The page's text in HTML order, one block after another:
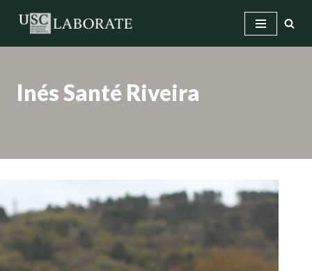
Saltar
Inés Santé Riveira